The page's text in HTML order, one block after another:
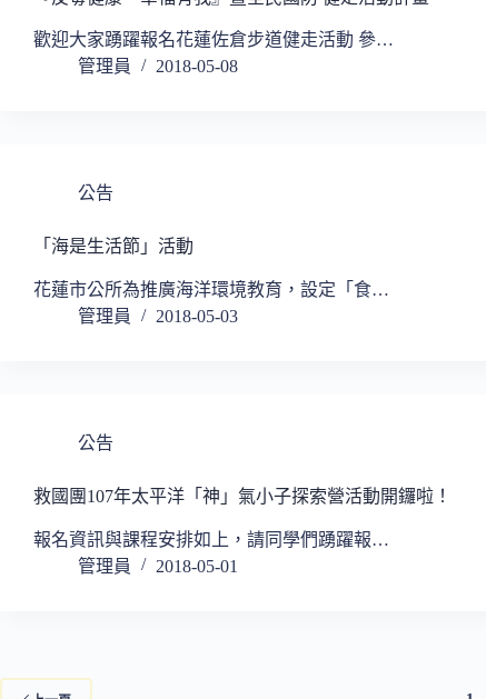
歡迎大家踴躍報名花蓮佐倉步道健走活動 參…
管理員
2018-05-08
公告
「海是生活節」活動
花蓮市公所為推廣海洋環境教育，設定「食…
管理員
2018-05-03
公告
救國團107年太平洋「神」氣小子探索營活動開鑼啦！
報名資訊與課程安排如上，請同學們踴躍報…
管理員
2018-05-01